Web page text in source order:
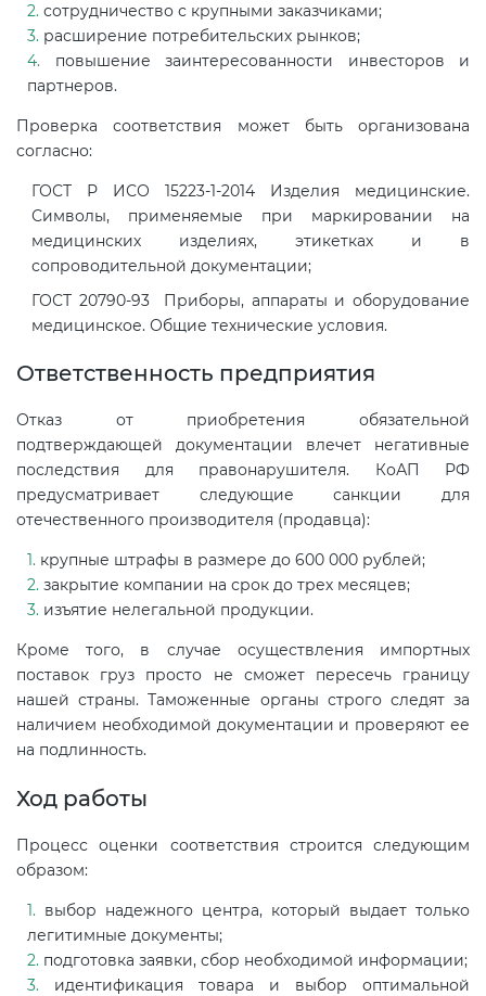
сотрудничество с крупными заказчиками;
расширение потребительских рынков;
повышение заинтересованности инвесторов и
партнеров.
Проверка соответствия может быть организована
согласно:
ГОСТ Р ИСО 15223-1-2014 Изделия медицинские.
Символы, применяемые при маркировании на
медицинских изделиях, этикетках и в
сопроводительной документации;
ГОСТ 20790-93 Приборы, аппараты и оборудование
медицинское. Общие технические условия.
Ответственность предприятия
Отказ от приобретения обязательной
подтверждающей документации влечет негативные
последствия для правонарушителя. КоАП РФ
предусматривает следующие санкции для
отечественного производителя (продавца):
крупные штрафы в размере до 600 000 рублей;
закрытие компании на срок до трех месяцев;
изъятие нелегальной продукции.
Кроме того, в случае осуществления импортных
поставок груз просто не сможет пересечь границу
нашей страны. Таможенные органы строго следят за
наличием необходимой документации и проверяют ее
на подлинность.
Ход работы
Процесс оценки соответствия строится следующим
образом:
выбор надежного центра, который выдает только
легитимные документы;
подготовка заявки, сбор необходимой информации;
идентификация товара и выбор оптимальной
Действующие технические
регламенты